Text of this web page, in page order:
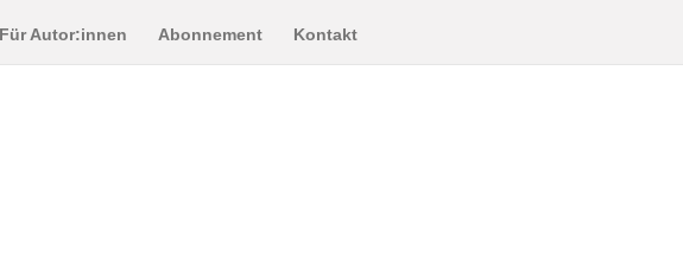
Für Autor:innen Abonnement Kontakt